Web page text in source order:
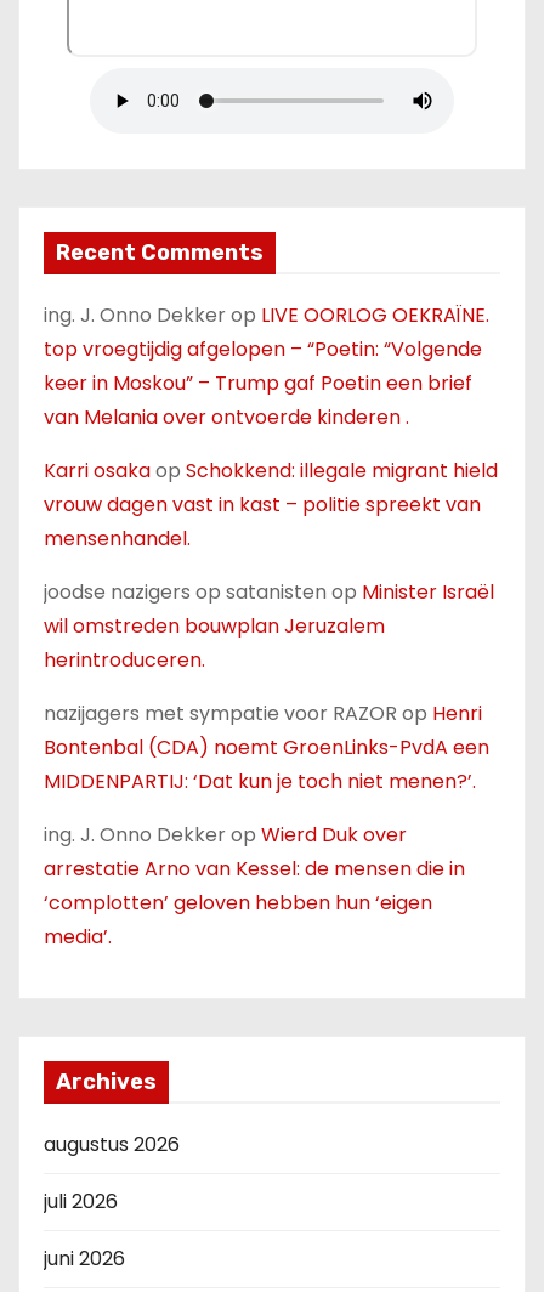
Recent Comments
ing. J. Onno Dekkerop LIVE OORLOG OEKRAÏNE.
top vroegtijdig afgelopen – “Poetin: “Volgende
keer in Moskou” – Trump gaf Poetin een brief
van Melania over ontvoerde kinderen .
Karri osakaop Schokkend: illegale migrant hield
vrouw dagen vast in kast – politie spreekt van
mensenhandel.
joodse nazigers op satanisten op Minister Israël
wil omstreden bouwplan Jeruzalem
herintroduceren.
nazijagers met sympatie voor RAZOR op Henri
Bontenbal (CDA) noemt GroenLinks-PvdA een
MIDDENPARTIJ: ‘Dat kun je toch niet menen?’.
ing. J. Onno Dekkerop Wierd Duk over
arrestatie Arno van Kessel: de mensen die in
‘complotten’ geloven hebben hun ‘eigen
media’.
Archives
augustus 2026
juli 2026
juni 2026